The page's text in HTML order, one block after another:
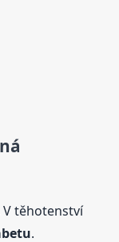
V těhotenství
.